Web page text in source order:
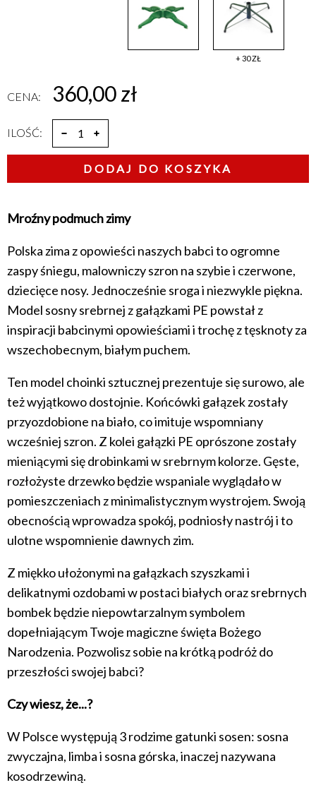
+ 30 ZŁ
CENA: 360,00 zł
ILOŚĆ:
DODAJ DO KOSZYKA
Mroźny podmuch zimy
Polska zima z opowieści naszych babci to ogromne
zaspy śniegu, malowniczy szron na szybie i czerwone,
dziecięce nosy. Jednocześnie sroga i niezwykle piękna.
Model sosny srebrnej z gałązkami PE powstał z
inspiracji babcinymi opowieściami i trochę z tęsknoty za
wszechobecnym, białym puchem.
Ten model choinki sztucznej prezentuje się surowo, ale
też wyjątkowo dostojnie. Końcówki gałązek zostały
przyozdobione na biało, co imituje wspomniany
wcześniej szron. Z kolei gałązki PE oprószone zostały
mieniącymi się drobinkami w srebrnym kolorze. Gęste,
rozłożyste drzewko będzie wspaniale wyglądało w
pomieszczeniach z minimalistycznym wystrojem. Swoją
obecnością wprowadza spokój, podniosły nastrój i to
ulotne wspomnienie dawnych zim.
Z miękko ułożonymi na gałązkach szyszkami i
delikatnymi ozdobami w postaci białych oraz srebrnych
bombek będzie niepowtarzalnym symbolem
dopełniającym Twoje magiczne święta Bożego
Narodzenia. Pozwolisz sobie na krótką podróż do
przeszłości swojej babci?
Czy wiesz, że...?
W Polsce występują 3 rodzime gatunki sosen: sosna
zwyczajna, limba i sosna górska, inaczej nazywana
kosodrzewiną.